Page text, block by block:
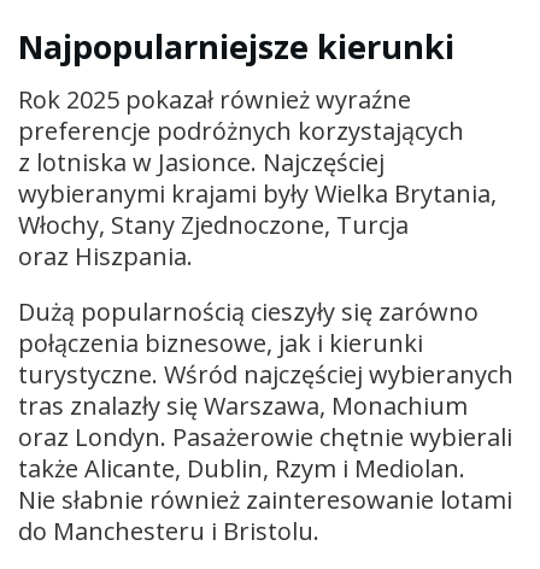
Najpopularniejsze kierunki
Rok 2025 pokazał również wyraźne
preferencje podróżnych korzystających
z lotniska w Jasionce. Najczęściej
wybieranymi krajami były Wielka Brytania,
Włochy, Stany Zjednoczone, Turcja
oraz Hiszpania.
Dużą popularnością cieszyły się zarówno
połączenia biznesowe, jak i kierunki
turystyczne. Wśród najczęściej wybieranych
tras znalazły się Warszawa, Monachium
oraz Londyn. Pasażerowie chętnie wybierali
także Alicante, Dublin, Rzym i Mediolan.
Nie słabnie również zainteresowanie lotami
do Manchesteru i Bristolu.